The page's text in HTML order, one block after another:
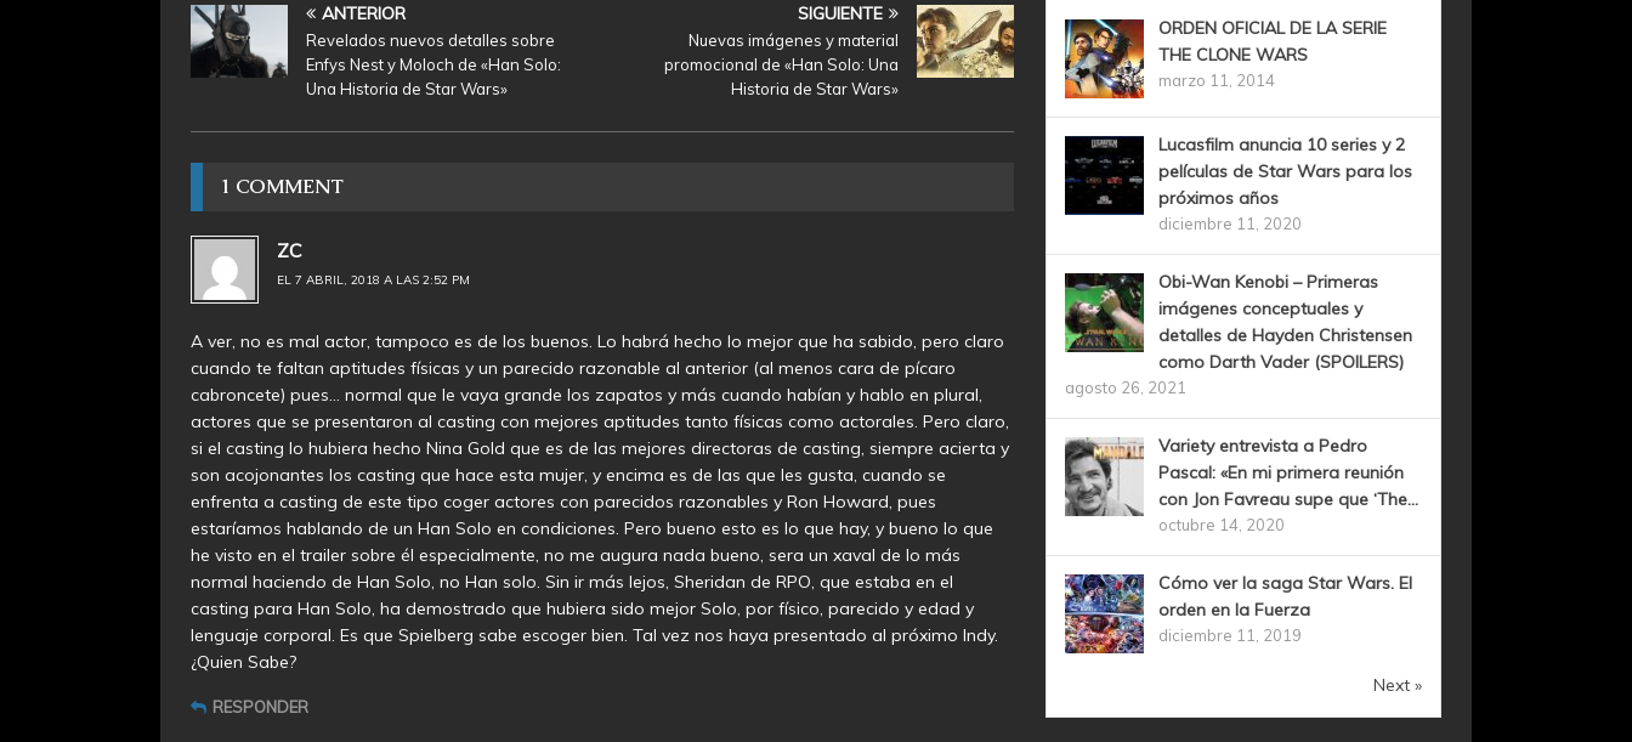
ANTERIOR
Revelados nuevos detalles sobre
Enfys Nest y Moloch de «Han Solo:
Una Historia de Star Wars»
SIGUIENTE
Nuevas imágenes y material
promocional de «Han Solo: Una
Historia de Star Wars»
1 COMMENT
ZC
EL 7 ABRIL, 2018 A LAS 2:52 PM
A ver, no es mal actor, tampoco es de los buenos. Lo habrá hecho lo mejor que ha sabido, pero claro
cuando te faltan aptitudes físicas y un parecido razonable al anterior (al menos cara de pícaro
cabroncete) pues… normal que le vaya grande los zapatos y más cuando habían y hablo en plural,
actores que se presentaron al casting con mejores aptitudes tanto físicas como actorales. Pero claro,
si el casting lo hubiera hecho Nina Gold que es de las mejores directoras de casting, siempre acierta y
son acojonantes los casting que hace esta mujer, y encima es de las que les gusta, cuando se
enfrenta a casting de este tipo coger actores con parecidos razonables y Ron Howard, pues
estaríamos hablando de un Han Solo en condiciones. Pero bueno esto es lo que hay, y bueno lo que
he visto en el trailer sobre él especialmente, no me augura nada bueno, sera un xaval de lo más
normal haciendo de Han Solo, no Han solo. Sin ir más lejos, Sheridan de RPO, que estaba en el
casting para Han Solo, ha demostrado que hubiera sido mejor Solo, por físico, parecido y edad y
lenguaje corporal. Es que Spielberg sabe escoger bien. Tal vez nos haya presentado al próximo Indy.
¿Quien Sabe?
RESPONDER
ORDEN OFICIAL DE LA SERIE
THE CLONE WARS
marzo 11, 2014
Lucasfilm anuncia 10 series y 2
películas de Star Wars para los
próximos años
diciembre 11, 2020
Obi-Wan Kenobi – Primeras
imágenes conceptuales y
detalles de Hayden Christensen
como Darth Vader (SPOILERS)
agosto 26, 2021
Variety entrevista a Pedro
Pascal: «En mi primera reunión
con Jon Favreau supe que ‘The...
octubre 14, 2020
Cómo ver la saga Star Wars. El
orden en la Fuerza
diciembre 11, 2019
Next »